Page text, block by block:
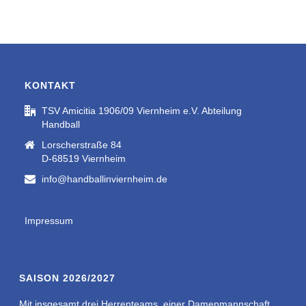
KONTAKT
TSV Amicitia 1906/09 Viernheim e.V. Abteilung
Handball
Lorscherstraße 84
D-68519 Viernheim
info@handballinviernheim.de
Impressum
SAISON 2026/2027